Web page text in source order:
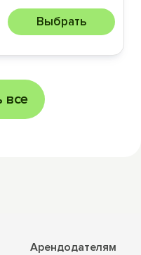
Выбрать
все
Арендодателям